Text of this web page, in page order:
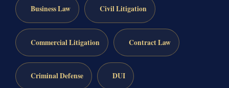
Business Law Civil Litigation
Commercial Litigation Contract Law
Criminal Defense DUI